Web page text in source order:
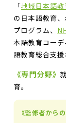
「地域日本語
の日本語教育
プログラム、
本語教育コー
語教育総合支援
《専門分野》
育。
《監修者から